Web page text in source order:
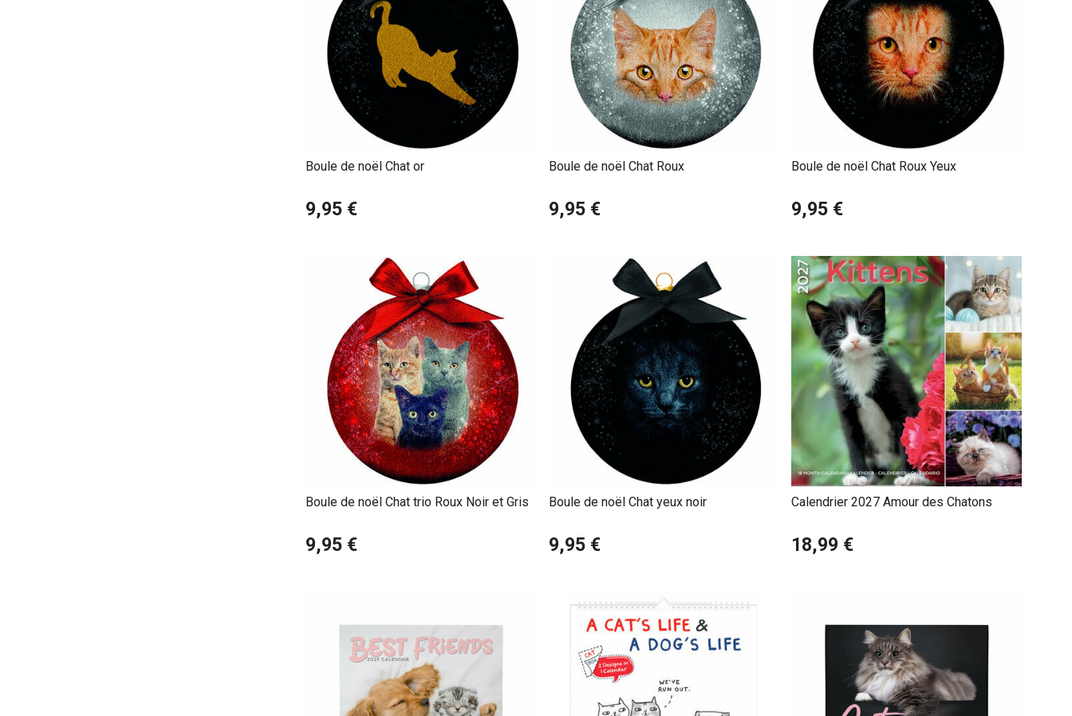
Boule de noël Chat or
9,95 €
Boule de noël Chat Roux
9,95 €
Boule de noël Chat Roux Yeux
9,95 €
Boule de noël Chat trio Roux Noir et Gris
9,95 €
Boule de noël Chat yeux noir
9,95 €
Calendrier 2027 Amour des Chatons
18,99 €